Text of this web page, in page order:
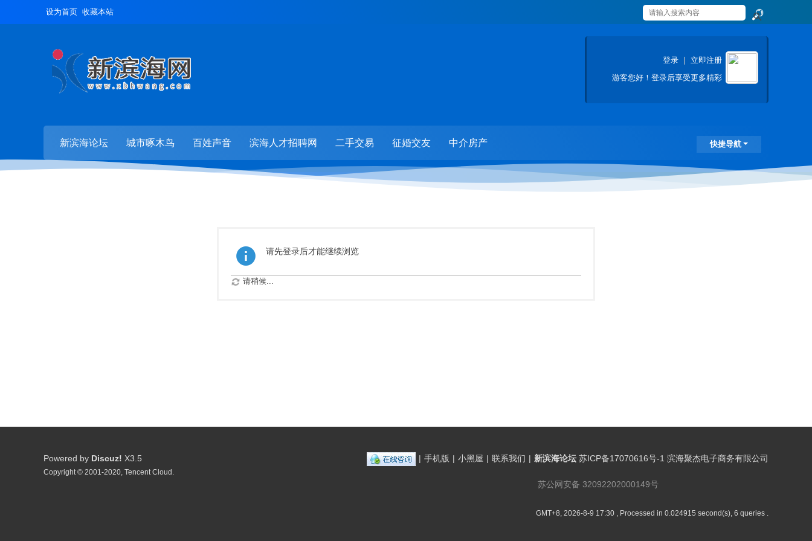
设为首页 收藏本站
索
登录
立即注册
游客您好！登录后享受更多精彩
快捷导航
新滨海论坛 城市啄木鸟 百姓声音 滨海人才招聘网 二手交易 征婚交友 中介房产
请先登录后才能继续浏览
请稍候...
| 手机版 | 小黑屋 | 联系我们 | 新滨海论坛 苏ICP备17070616号-1 滨海聚杰电子商务有限公司
苏公网安备 32092202000149号
GMT+8, 2026-8-9 17:30 , Processed in 0.024915 second(s), 6 queries .
Powered by Discuz! X3.5
Copyright © 2001-2020, Tencent Cloud.